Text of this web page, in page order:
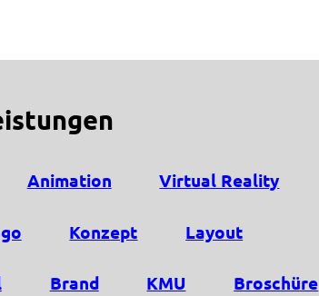
Animation Virtual Reality
Konzept Layout
Brand KMU Broschüre